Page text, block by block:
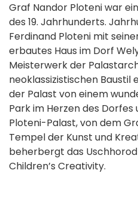
Graf Nandor Ploteni war
des 19. Jahrhunderts.
Ferdinand Ploteni mit
erbautes Haus im Dorf
Meisterwerk der
neoklassizistischen
der Palast von einem
Park im Herzen des
Ploteni-Palast, von dem
Tempel der Kunst und
beherbergt das
Children’s Creativity.